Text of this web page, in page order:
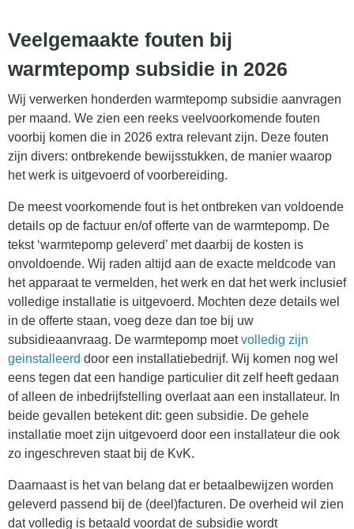
Veelgemaakte fouten bij
warmtepomp subsidie in 2026
Wij verwerken honderden warmtepomp subsidie aanvragen
per maand. We zien een reeks veelvoorkomende fouten
voorbij komen die in 2026 extra relevant zijn. Deze fouten
zijn divers: ontbrekende bewijsstukken, de manier waarop
het werk is uitgevoerd of voorbereiding.
De meest voorkomende fout is het ontbreken van voldoende
details op de factuur en/of offerte van de warmtepomp. De
tekst ‘warmtepomp geleverd’ met daarbij de kosten is
onvoldoende. Wij raden altijd aan de exacte meldcode van
het apparaat te vermelden, het werk en dat het werk inclusief
volledige installatie is uitgevoerd. Mochten deze details wel
in de offerte staan, voeg deze dan toe bij uw
subsidieaanvraag. De warmtepomp moetvolledig zijn
geinstalleerd door een installatiebedrijf. Wij komen nog wel
eens tegen dat een handige particulier dit zelf heeft gedaan
of alleen de inbedrijfstelling overlaat aan een installateur. In
beide gevallen betekent dit: geen subsidie. De gehele
installatie moet zijn uitgevoerd door een installateur die ook
zo ingeschreven staat bij de KvK.
Daarnaast is het van belang dat er betaalbewijzen worden
geleverd passend bij de (deel)facturen. De overheid wil zien
dat volledig is betaald voordat de subsidie wordt